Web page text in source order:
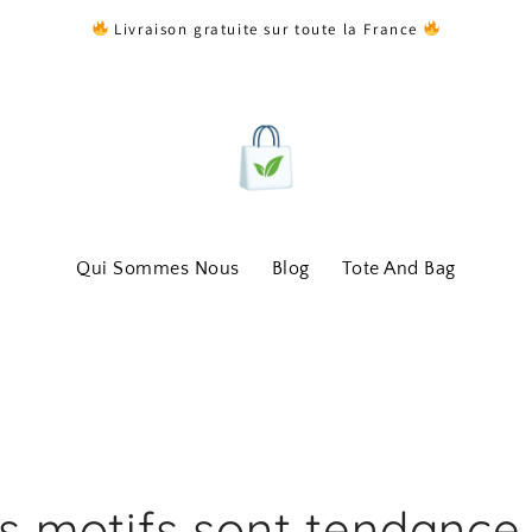
Livraison gratuite sur toute la France
Qui Sommes Nous Blog Tote And Bag